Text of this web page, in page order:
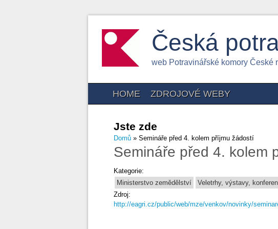
Česká
web Potravinářské komory České
HOME ZDROJOVÉ WEBY
Jste zde
Domů » Semináře před 4. kolem příjmu žádostí
Semináře před 4. kolem
Kategorie:
Ministerstvo zemědělství
Veletrhy, výstavy,
Zdroj:
http://eagri.cz/public/web/mze/venkov/novinky/